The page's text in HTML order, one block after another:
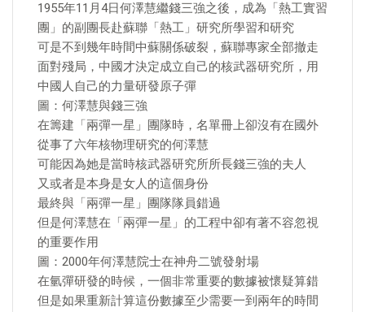
1955年11月4日何澤慧繼錢三強之後，成為「熱工實習
團」的副團長赴蘇聯「熱工」研究所學習和研究
可是不到幾年時間中蘇關係破裂，蘇聯專家全部撤走
面對殘局，中國才決定成立自己的核武器研究所，用
中國人自己的力量研發原子彈
圖：何澤慧與錢三強
在籌建「兩彈一星」團隊時，名單冊上卻沒有在國外
從事了六年核物理研究的何澤慧
可能因為她是當時核武器研究所所長錢三強的夫人
又或者是本身是女人的這個身份
最終與「兩彈一星」團隊隊員錯過
但是何澤慧在「兩彈一星」的工程中卻有著不容忽視
的重要作用
圖：2000年何澤慧院士在神舟二號發射場
在氫彈研發的時候，一個非常重要的數據被懷疑算錯
但是如果重新計算這份數據至少需要一到兩年的時間